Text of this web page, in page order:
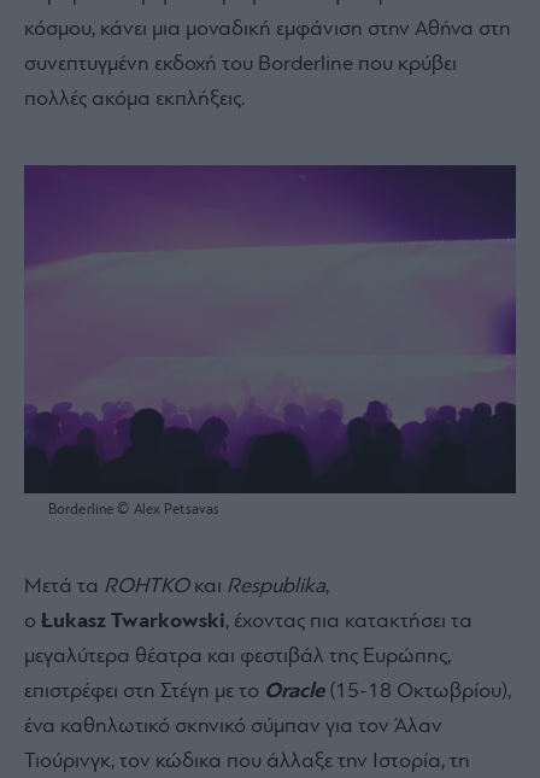
κόσμου, κάνει μια μοναδική εμφάνιση στην Αθήνα στη
συνεπτυγμένη εκδοχή του Borderline που κρύβει
πολλές ακόμα εκπλήξεις.
Borderline © Alex Petsavas
Μετά τα ROHTKOκαι Respublika,
o Łukasz Twarkοwski, έχοντας πια κατακτήσει τα
μεγαλύτερα θέατρα και φεστιβάλ της Ευρώπης,
επιστρέφει στη Στέγη με το Oracle (15-18 Οκτωβρίου),
ένα καθηλωτικό σκηνικό σύμπαν για τον Άλαν
Τιούρινγκ, τον κώδικα που άλλαξε την Ιστορία, τη